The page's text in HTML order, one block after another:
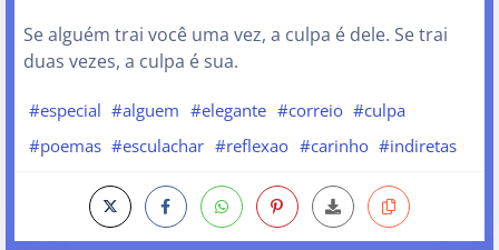
Se alguém trai você uma vez, a culpa é dele. Se trai
duas vezes, a culpa é sua.
#especial #alguem #elegante #correio #culpa
#poemas #esculachar #reflexao #carinho #indiretas